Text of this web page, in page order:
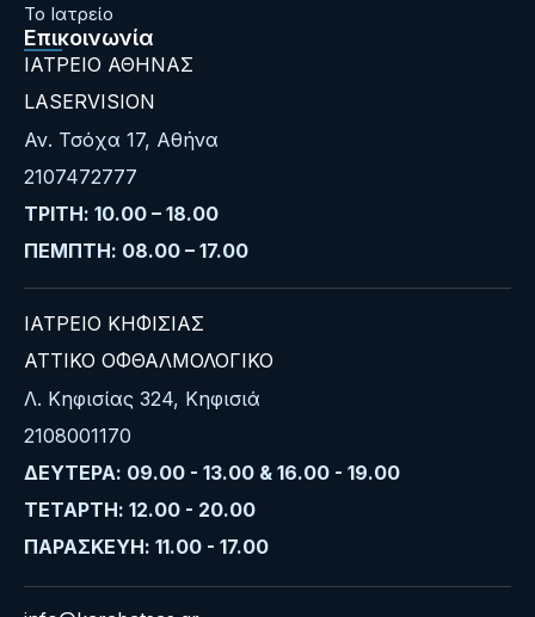
Το Ιατρείο
Επικοινωνία
ΙΑΤΡΕΙΟ ΑΘΗΝΑΣ
LASERVISION
Αν. Τσόχα 17, Αθήνα
2107472777
ΤΡΙΤΗ: 10.00 – 18.00
ΠΕΜΠΤΗ: 08.00 – 17.00
ΙΑΤΡΕΙΟ ΚΗΦΙΣΙΑΣ
ΑΤΤΙΚΟ ΟΦΘΑΛΜΟΛΟΓΙΚΟ
Λ. Κηφισίας 324, Κηφισιά
2108001170
ΔΕΥΤΕΡΑ: 09.00 - 13.00 & 16.00 - 19.00
ΤΕΤΑΡΤΗ: 12.00 - 20.00
ΠΑΡΑΣΚΕΥΗ: 11.00 - 17.00